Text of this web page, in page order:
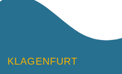
KLAGENFURT